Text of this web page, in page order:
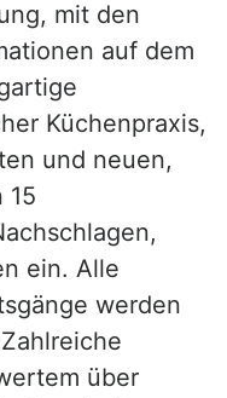
mit den
auf dem
Küchenpraxis,
und neuen,
15
ein. Alle
werden
über